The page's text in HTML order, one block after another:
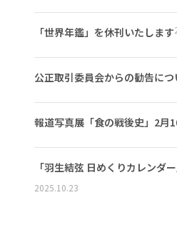
「世界年鑑」を休刊いたします
公正取引委員会からの勧告につ
報道写真展「食の戦後史」2月
「羽生結弦 日めくりカレンダ
2025.10.23